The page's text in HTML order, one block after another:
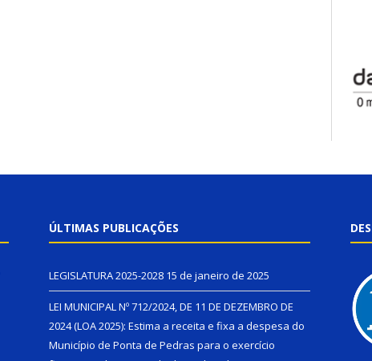
ÚLTIMAS PUBLICAÇÕES
LEGISLATURA 2025-2028 15 de janeiro de 2025
LEI MUNICIPAL Nº 712/2024, DE 11 DE DEZEMBRO DE
2024 (LOA 2025): Estima a receita e fixa a despesa do
Município de Ponta de Pedras para o exercício